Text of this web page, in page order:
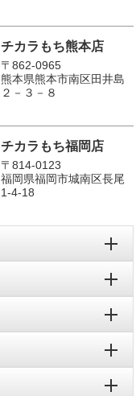
チカラもち熊本店
〒862-0965
熊本県熊本市南区田井島
２－３－８
チカラもち福岡店
〒814-0123
福岡県福岡市城南区長尾
1‐4‐18